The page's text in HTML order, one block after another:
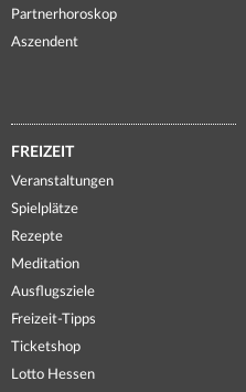
Partnerhoroskop
Aszendent
FREIZEIT
Veranstaltungen
Spielplätze
Rezepte
Meditation
Ausflugsziele
Freizeit-Tipps
Ticketshop
Lotto Hessen